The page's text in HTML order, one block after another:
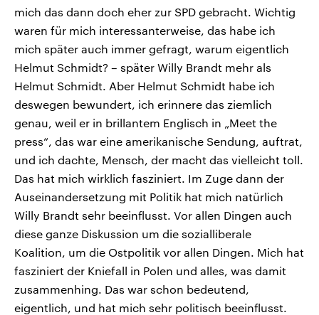
mich das dann doch eher zur SPD gebracht. Wichtig
waren für mich interessanterweise, das habe ich
mich später auch immer gefragt, warum eigentlich
Helmut Schmidt? – später Willy Brandt mehr als
Helmut Schmidt. Aber Helmut Schmidt habe ich
deswegen bewundert, ich erinnere das ziemlich
genau, weil er in brillantem Englisch in „Meet the
press“, das war eine amerikanische Sendung, auftrat,
und ich dachte, Mensch, der macht das vielleicht toll.
Das hat mich wirklich fasziniert. Im Zuge dann der
Auseinandersetzung mit Politik hat mich natürlich
Willy Brandt sehr beeinflusst. Vor allen Dingen auch
diese ganze Diskussion um die sozialliberale
Koalition, um die Ostpolitik vor allen Dingen. Mich hat
fasziniert der Kniefall in Polen und alles, was damit
zusammenhing. Das war schon bedeutend,
eigentlich, und hat mich sehr politisch beeinflusst.